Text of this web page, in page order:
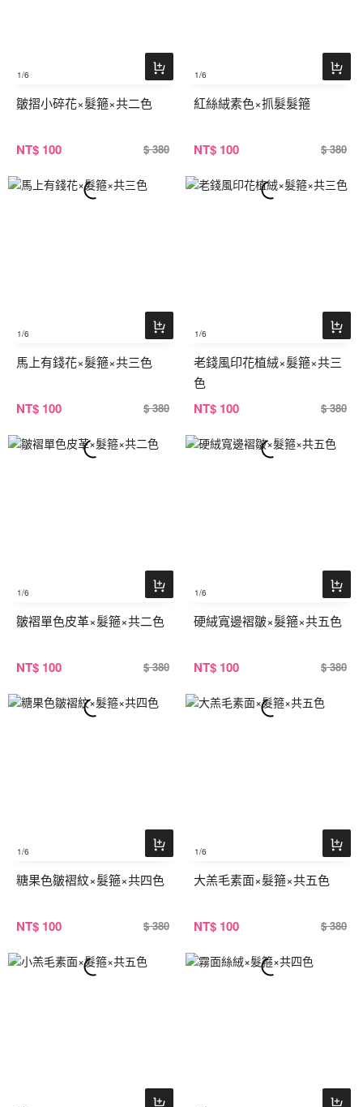
1/6
皺摺小碎花×髮箍×共二色
NT$ 100 $ 380
1/6
紅絲絨素色×抓髮髮箍
NT$ 100 $ 380
1/6
馬上有錢花×髮箍×共三色
NT$ 100 $ 380
1/6
老錢風印花植絨×髮箍×共三
色
NT$ 100 $ 380
1/6
皺褶單色皮革×髮箍×共二色
NT$ 100 $ 380
1/6
硬絨寬邊褶皺×髮箍×共五色
NT$ 100 $ 380
1/6
糖果色皺褶紋×髮箍×共四色
NT$ 100 $ 380
1/6
大羔毛素面×髮箍×共五色
NT$ 100 $ 380